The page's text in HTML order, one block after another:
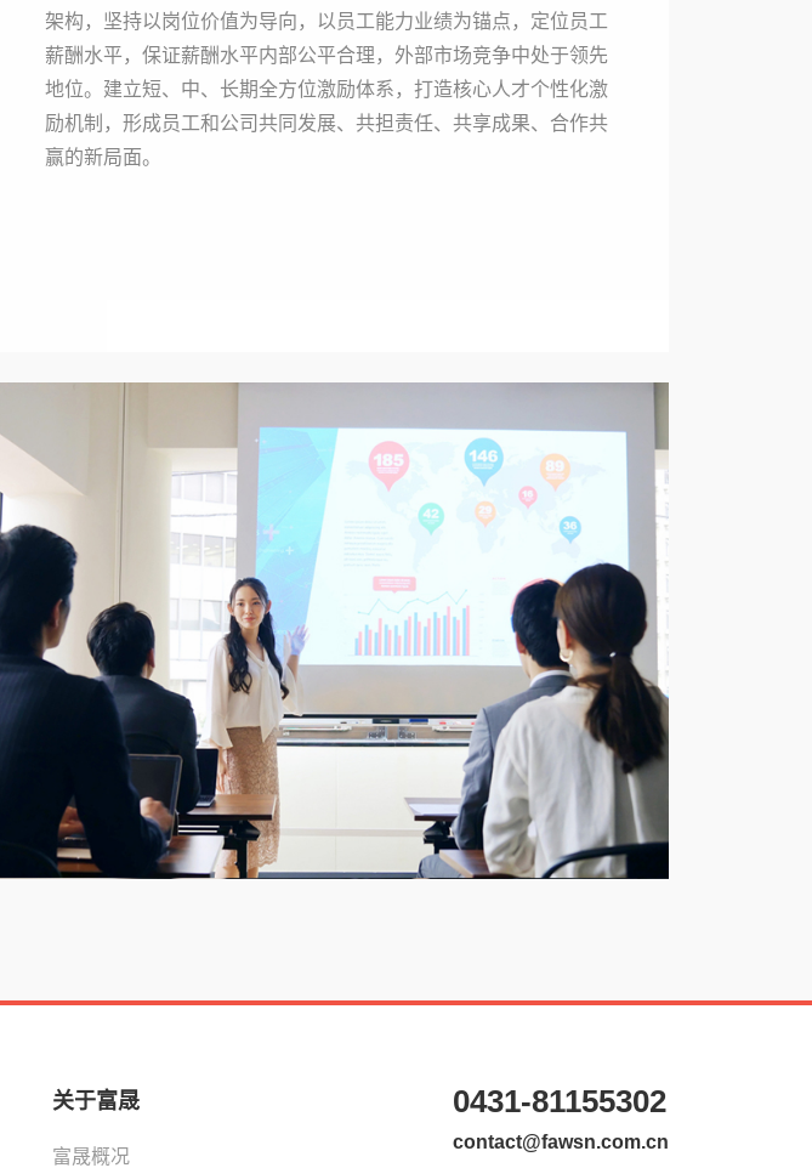
架构，坚持以岗位价值为导向，以员工能力业绩为锚点，定位员工
薪酬水平，保证薪酬水平内部公平合理，外部市场竞争中处于领先
地位。建立短、中、长期全方位激励体系，打造核心人才个性化激
励机制，形成员工和公司共同发展、共担责任、共享成果、合作共
赢的新局面。
关于富晟
富晟概况
0431-81155302
contact@fawsn.com.cn